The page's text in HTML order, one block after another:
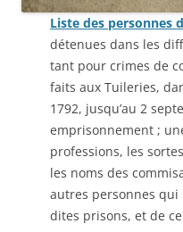
Liste des personnes
détenues dans les
tant pour crimes de
faits aux Tuileries,
1792, jusqu’au 2
emprisonnement ;
professions, les
les noms des
autres personnes
dites prisons, et de